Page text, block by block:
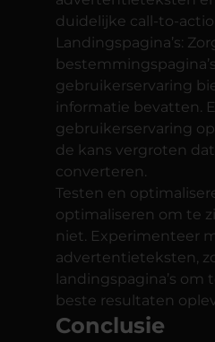
duidelijke call-to-
Landingspagina’s:
gebruikerservaring
informatie bevatten.
gebruikerservaring
de kans vergroten
converteren.
Testen en
optimaliseren om te
niet. Experimenteer
advertentieteksten,
landingspagina’s
beste resultaten
Conclusie